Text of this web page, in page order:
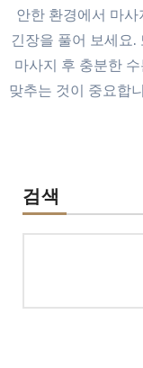
안한 환경에서 마
긴장을 풀어 보세요.
마사지 후 충분한
맞추는 것이 중요합
검색